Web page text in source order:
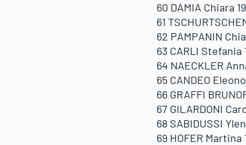
60 DAMIA Chiara
61
62 PAMPANIN
63 CARLI Stefania
64 NAECKLER
65 CANDEO
66 GRAFFI
67 GILARDONI
68 SABIDUSSI
69 HOFER Martina